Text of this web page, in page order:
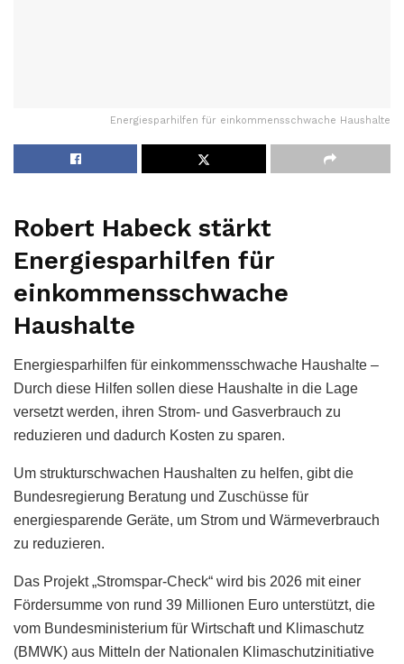
Energiesparhilfen für einkommensschwache Haushalte
Robert Habeck stärkt
Energiesparhilfen für
einkommensschwache
Haushalte
Energiesparhilfen für einkommensschwache Haushalte –
Durch diese Hilfen sollen diese Haushalte in die Lage
versetzt werden, ihren Strom- und Gasverbrauch zu
reduzieren und dadurch Kosten zu sparen.
Um strukturschwachen Haushalten zu helfen, gibt die
Bundesregierung Beratung und Zuschüsse für
energiesparende Geräte, um Strom und Wärmeverbrauch
zu reduzieren.
Das Projekt „Stromspar-Check“ wird bis 2026 mit einer
Fördersumme von rund 39 Millionen Euro unterstützt, die
vom Bundesministerium für Wirtschaft und Klimaschutz
(BMWK) aus Mitteln der Nationalen Klimaschutzinitiative